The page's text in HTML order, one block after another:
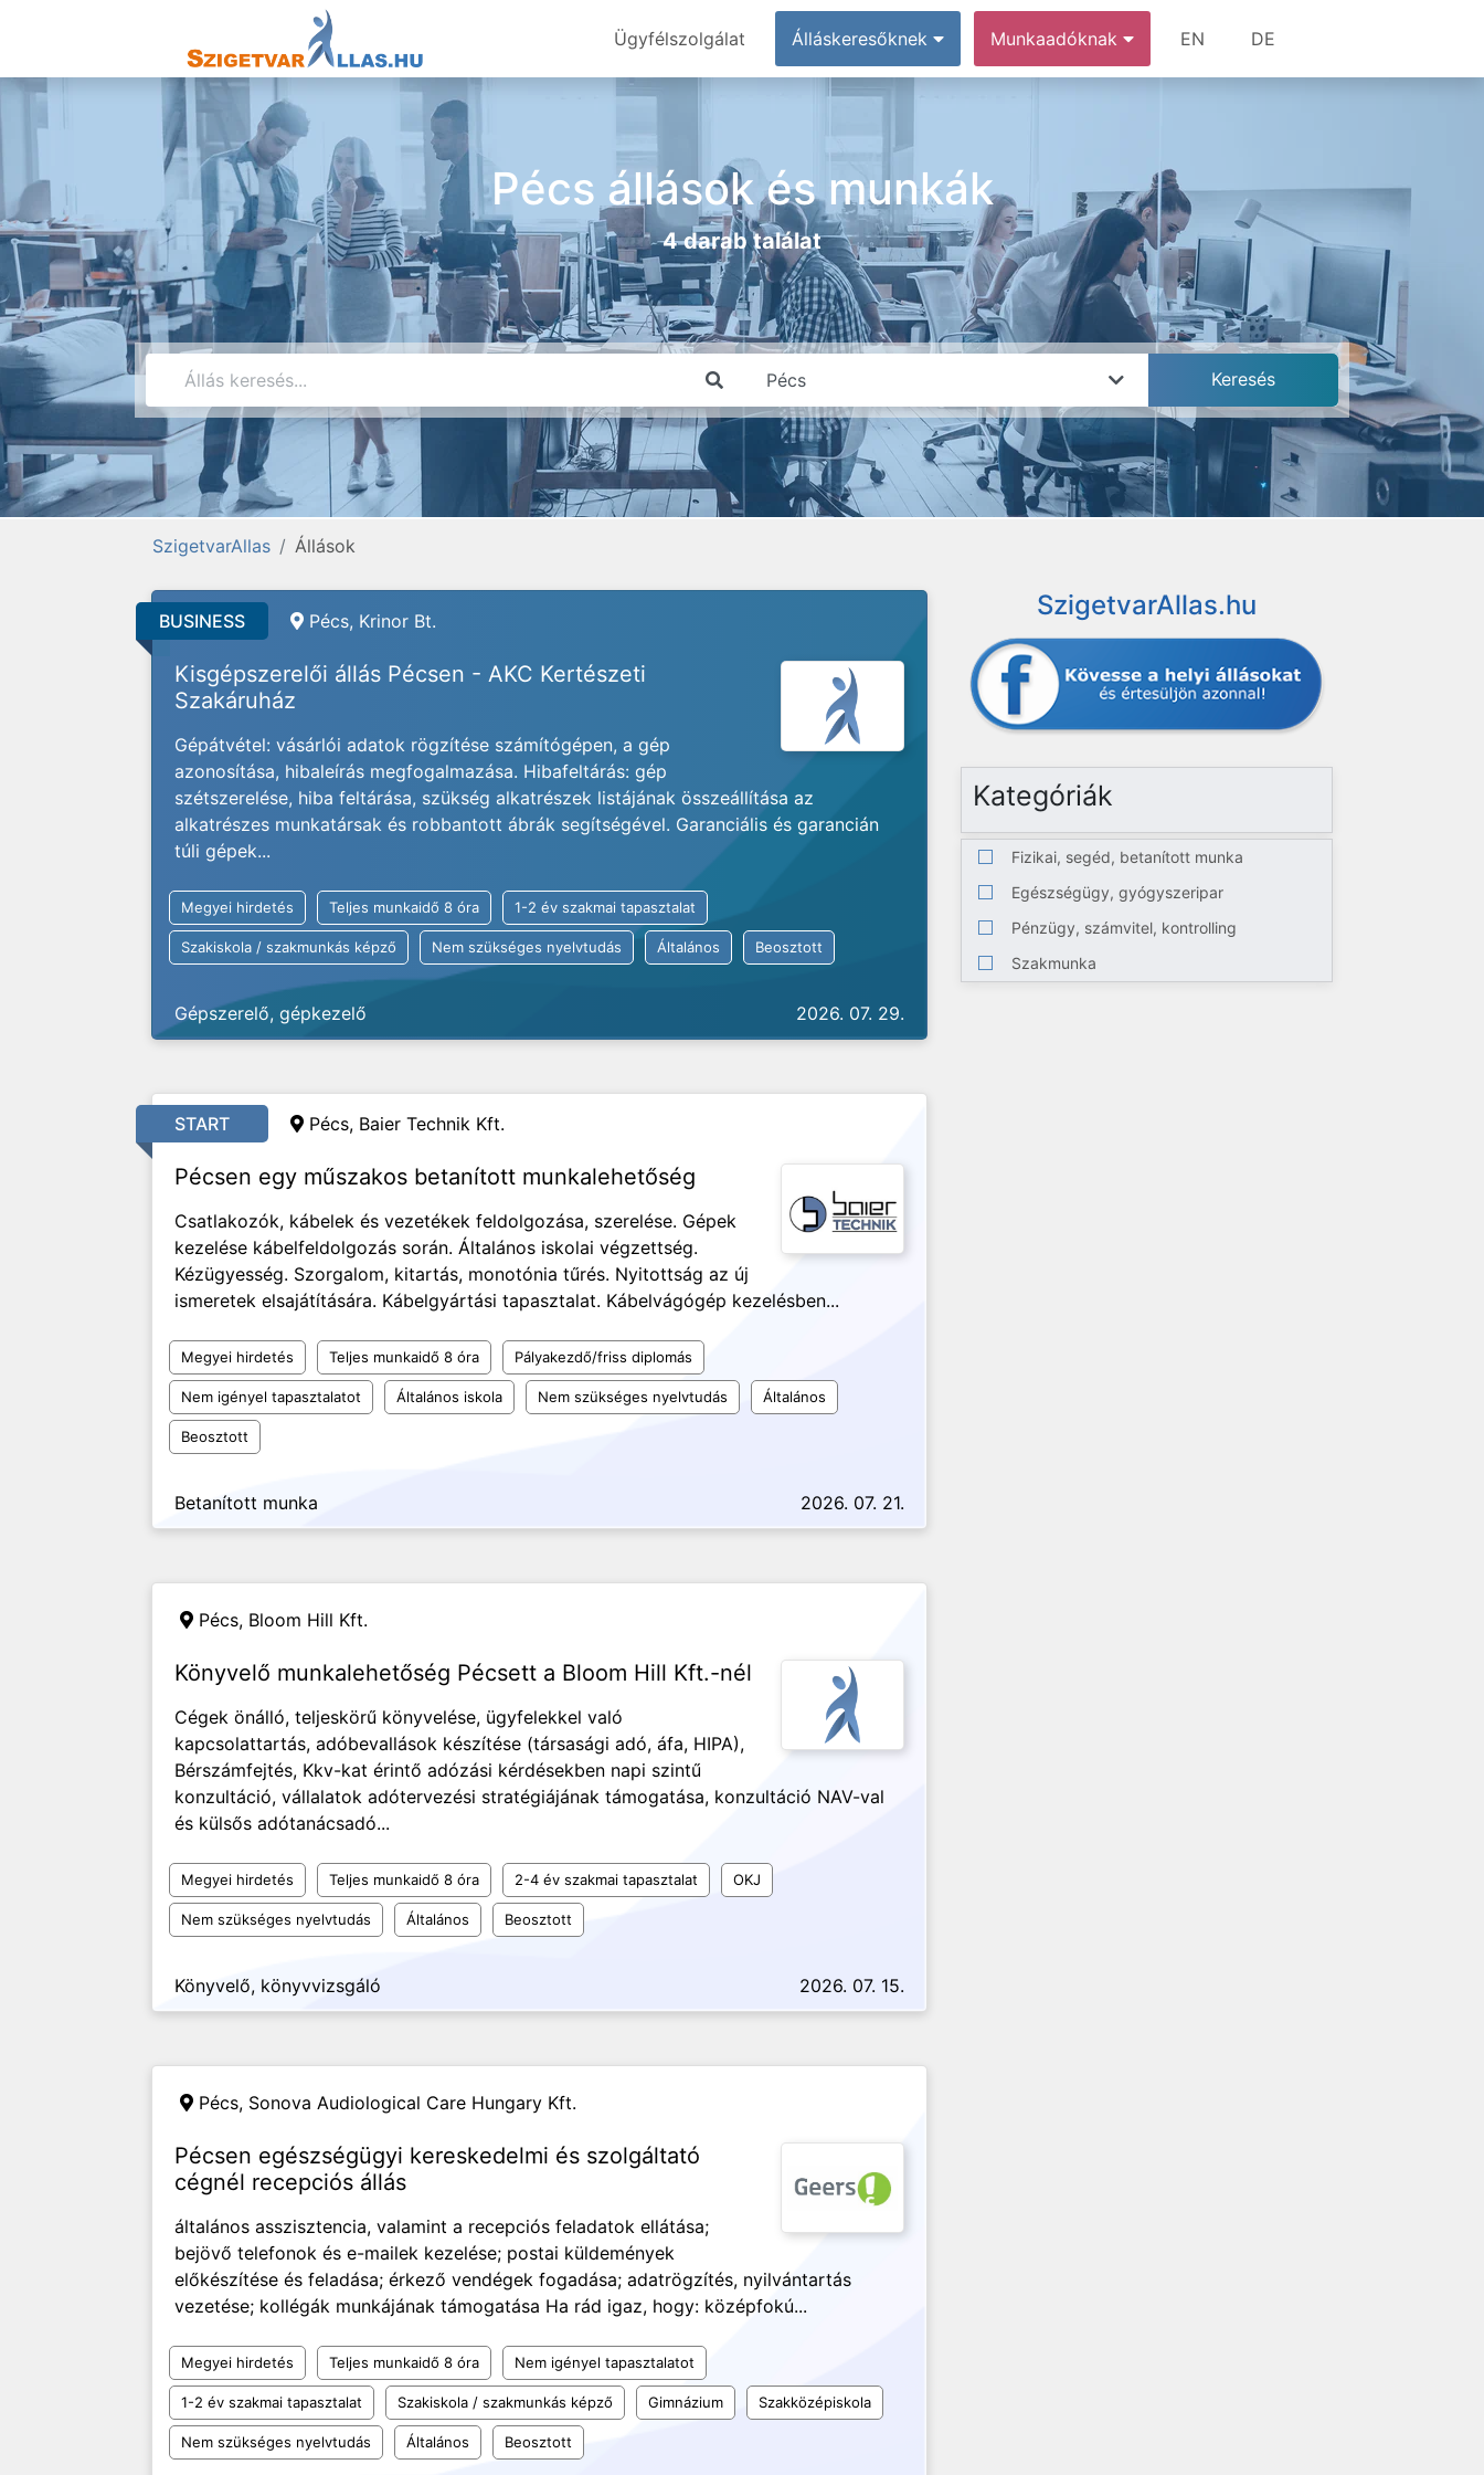
Ügyfélszolgálat Álláskeresőknek Munkaadóknak EN DE
Pécs állások és munkák
4 darab találat
SzigetvarAllas Állások
BUSINESS Pécs, Krinor Bt.
Kisgépszerelői állás Pécsen - AKC Kertészeti
Szakáruház
Gépátvétel: vásárlói adatok rögzítése számítógépen, a gép
azonosítása, hibaleírás megfogalmazása. Hibafeltárás: gép
szétszerelése, hiba feltárása, szükség alkatrészek listájának összeállítása az
alkatrészes munkatársak és robbantott ábrák segítségével. Garanciális és garancián
túli gépek...
Megyei hirdetés Teljes munkaidő 8 óra 1-2 év szakmai tapasztalat
Szakiskola / szakmunkás képző Nem szükséges nyelvtudás Általános Beosztott
Gépszerelő, gépkezelő 2026. 07. 29.
START Pécs, Baier Technik Kft.
Pécsen egy műszakos betanított munkalehetőség
Csatlakozók, kábelek és vezetékek feldolgozása, szerelése. Gépek
kezelése kábelfeldolgozás során. Általános iskolai végzettség.
Kézügyesség. Szorgalom, kitartás, monotónia tűrés. Nyitottság az új
ismeretek elsajátítására. Kábelgyártási tapasztalat. Kábelvágógép kezelésben...
Megyei hirdetés Teljes munkaidő 8 óra Pályakezdő/friss diplomás
Nem igényel tapasztalatot Általános iskola Nem szükséges nyelvtudás Általános
Beosztott
Betanított munka 2026. 07. 21.
Pécs, Bloom Hill Kft.
Könyvelő munkalehetőség Pécsett a Bloom Hill Kft.-nél
Cégek önálló, teljeskörű könyvelése, ügyfelekkel való
kapcsolattartás, adóbevallások készítése (társasági adó, áfa, HIPA),
Bérszámfejtés, Kkv-kat érintő adózási kérdésekben napi szintű
konzultáció, vállalatok adótervezési stratégiájának támogatása, konzultáció NAV-val
és külsős adótanácsadó...
Megyei hirdetés Teljes munkaidő 8 óra 2-4 év szakmai tapasztalat OKJ
Nem szükséges nyelvtudás Általános Beosztott
Könyvelő, könyvvizsgáló 2026. 07. 15.
Pécs, Sonova Audiological Care Hungary Kft.
Pécsen egészségügyi kereskedelmi és szolgáltató
cégnél recepciós állás
általános asszisztencia, valamint a recepciós feladatok ellátása;
bejövő telefonok és e-mailek kezelése; postai küldemények
előkészítése és feladása; érkező vendégek fogadása; adatrögzítés, nyilvántartás
vezetése; kollégák munkájának támogatása Ha rád igaz, hogy: középfokú...
Megyei hirdetés Teljes munkaidő 8 óra Nem igényel tapasztalatot
1-2 év szakmai tapasztalat Szakiskola / szakmunkás képző Gimnázium Szakközépiskola
Nem szükséges nyelvtudás Általános Beosztott
SzigetvarAllas.hu
Kategóriák
Fizikai, segéd, betanított munka
Egészségügy, gyógyszeripar
Pénzügy, számvitel, kontrolling
Szakmunka